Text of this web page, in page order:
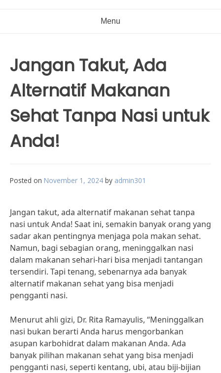
Menu
Jangan Takut, Ada
Alternatif Makanan
Sehat Tanpa Nasi untuk
Anda!
Posted on November 1, 2024 by admin301
Jangan takut, ada alternatif makanan sehat tanpa
nasi untuk Anda! Saat ini, semakin banyak orang yang
sadar akan pentingnya menjaga pola makan sehat.
Namun, bagi sebagian orang, meninggalkan nasi
dalam makanan sehari-hari bisa menjadi tantangan
tersendiri. Tapi tenang, sebenarnya ada banyak
alternatif makanan sehat yang bisa menjadi
pengganti nasi.
Menurut ahli gizi, Dr. Rita Ramayulis, “Meninggalkan
nasi bukan berarti Anda harus mengorbankan
asupan karbohidrat dalam makanan Anda. Ada
banyak pilihan makanan sehat yang bisa menjadi
pengganti nasi, seperti kentang, ubi, atau biji-bijian